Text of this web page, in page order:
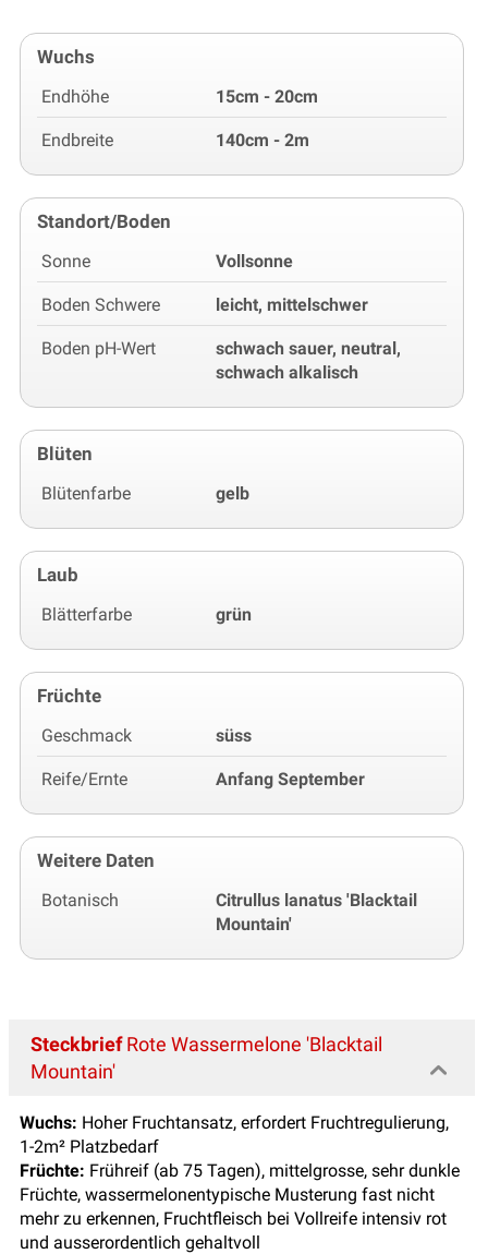
Wuchs
Endhöhe 15cm - 20cm
Endbreite 140cm - 2m
Standort/Boden
Sonne Vollsonne
Boden Schwere leicht, mittelschwer
Boden pH-Wert
schwach sauer, neutral,
schwach alkalisch
Blüten
Blütenfarbe gelb
Laub
Blätterfarbe grün
Früchte
Geschmack süss
Reife/Ernte Anfang September
Weitere Daten
Botanisch
Citrullus lanatus 'Blacktail
Mountain'
SteckbriefRote Wassermelone 'Blacktail
Mountain'
Wuchs: Hoher Fruchtansatz, erfordert Fruchtregulierung,
1-2m² Platzbedarf
Früchte: Frühreif (ab 75 Tagen), mittelgrosse, sehr dunkle
Früchte, wassermelonentypische Musterung fast nicht
mehr zu erkennen, Fruchtfleisch bei Vollreife intensiv rot
und ausserordentlich gehaltvoll